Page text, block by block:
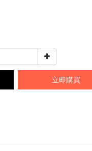
立即購買